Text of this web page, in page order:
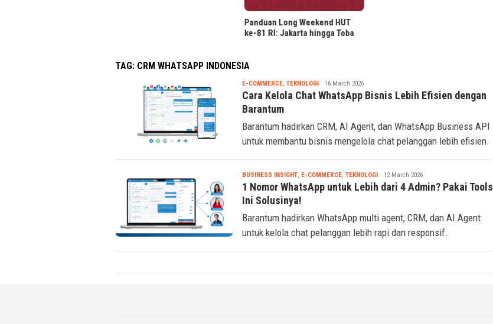
Panduan Long Weekend HUT
ke-81 RI: Jakarta hingga Toba
TAG: CRM WHATSAPP INDONESIA
E-COMMERCE, TEKNOLOGITsaqif
Ridwan
16 March 2026
Cara Kelola Chat WhatsApp Bisnis Lebih Efisien dengan
Barantum
Barantum hadirkan CRM, AI Agent, dan WhatsApp Business API
untuk membantu bisnis mengelola chat pelanggan lebih efisien.
BUSINESS INSIGHT, E-COMMERCE, TEKNOLOGITsaqif
Ridwan
12 March 2026
1 Nomor WhatsApp untuk Lebih dari 4 Admin? Pakai Tools
Ini Solusinya!
Barantum hadirkan WhatsApp multi agent, CRM, dan AI Agent
untuk kelola chat pelanggan lebih rapi dan responsif.